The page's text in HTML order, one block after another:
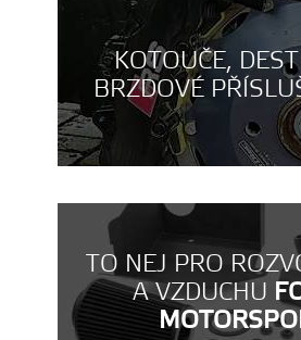
KOTOUČE,
BRZDOVÉ
TO NEJ PRO
A VZDUCHU